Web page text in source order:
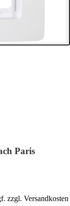
Paris
zzgl. Versandkosten